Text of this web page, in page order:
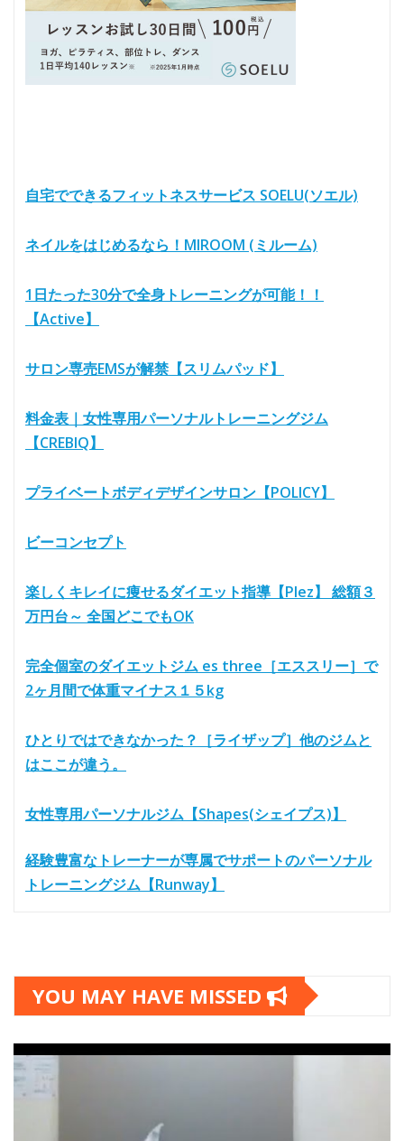
自宅でできるフィットネスサービス SOELU(ソエル)
ネイルをはじめるなら！MIROOM (ミルーム)
1日たった30分で全身トレーニングが可能！！
【Active】
サロン専売EMSが解禁【スリムパッド】
料金表｜女性専用パーソナルトレーニングジム
【CREBIQ】
プライベートボディデザインサロン【POLICY】
ビーコンセプト
楽しくキレイに痩せるダイエット指導【Plez】 総額３
万円台～ 全国どこでもOK
完全個室のダイエットジム es three［エススリー］で
2ヶ月間で体重マイナス１５kg
ひとりではできなかった？［ライザップ］他のジムと
はここが違う。
女性専用パーソナルジム【Shapes(シェイプス)】
経験豊富なトレーナーが専属でサポートのパーソナル
トレーニングジム【Runway】
YOU MAY HAVE MISSED